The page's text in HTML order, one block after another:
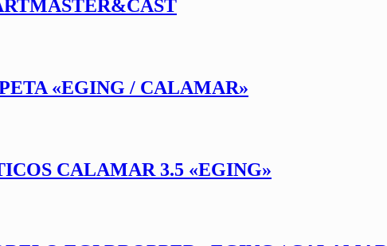
«EGING / CALAMAR»
CALAMAR 3.5 «EGING»